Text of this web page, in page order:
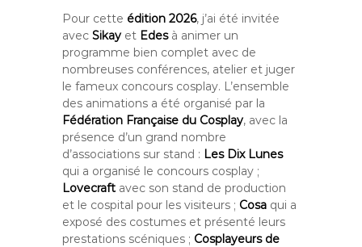
Pour cette édition 2026, j’ai été invitée
avecSikay et Edesà animer un
programme bien complet avec de
nombreuses conférences, atelier et juger
le fameux concours cosplay. L’ensemble
des animations a été organisé par la
Fédération Française du Cosplay, avec la
présence d’un grand nombre
d’associations sur stand : Les Dix Lunes
qui a organisé le concours cosplay ;
Lovecraft avec son stand de production
et le cospital pour les visiteurs ; Cosa qui a
exposé des costumes et présenté leurs
prestations scéniques ; Cosplayeurs de